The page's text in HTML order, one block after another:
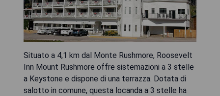
Situato a 4,1 km dal Monte Rushmore, Roosevelt
Inn Mount Rushmore offre sistemazioni a 3 stelle
a Keystone e dispone di una terrazza. Dotata di
salotto in comune, questa locanda a 3 stelle ha